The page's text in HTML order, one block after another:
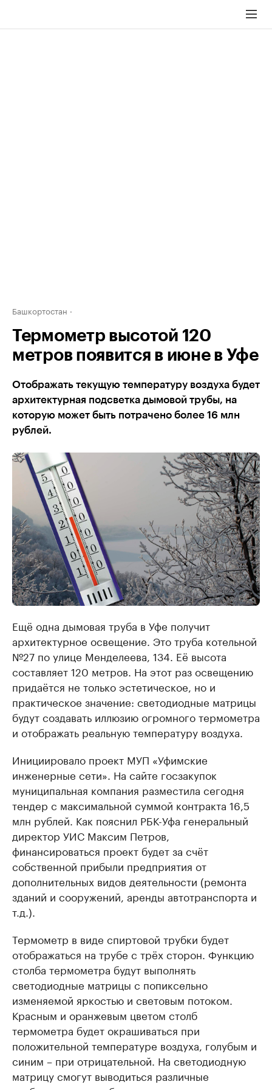
Башкортостан
Термометр высотой 120
метров появится в июне в Уфе
Отображать текущую температуру воздуха будет
архитектурная подсветка дымовой трубы, на
которую может быть потрачено более 16 млн
рублей.
Ещё одна дымовая труба в Уфе получит
архитектурное освещение. Это труба котельной
№27 по улице Менделеева, 134. Её высота
составляет 120 метров. На этот раз освещению
придаётся не только эстетическое, но и
практическое значение: светодиодные матрицы
будут создавать иллюзию огромного термометра
и отображать реальную температуру воздуха.
Инициировало проект МУП «Уфимские
инженерные сети». На сайте госзакупок
муниципальная компания разместила сегодня
тендер с максимальной суммой контракта 16,5
млн рублей. Как пояснил РБК-Уфа генеральный
директор УИС Максим Петров,
финансироваться проект будет за счёт
собственной прибыли предприятия от
дополнительных видов деятельности (ремонта
зданий и сооружений, аренды автотранспорта и
т.д.).
Термометр в виде спиртовой трубки будет
отображаться на трубе с трёх сторон. Функцию
столба термометра будут выполнять
светодиодные матрицы с попиксельно
изменяемой яркостью и световым потоком.
Красным и оранжевым цветом столб
термометра будет окрашиваться при
положительной температуре воздуха, голубым и
синим – при отрицательной. На светодиодную
матрицу смогут выводиться различные